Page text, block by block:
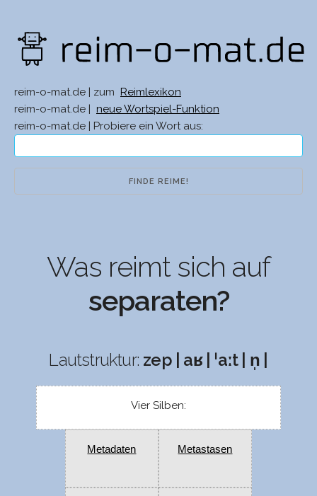
reim-o-mat.de | zum
Reimlexikon
reim-o-mat.de |
neue Wortspiel-Funktion
reim-o-mat.de | Probiere ein Wort aus:
Was reimt sich auf
separaten?
Lautstruktur: zep | aʁ | ˈaːt | n̩ |
Vier Silben:
Metadaten Metastasen